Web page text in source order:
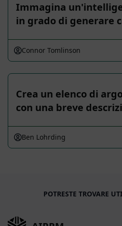
Immagina
in grado di generare
Connor Tomlinson
Crea un elenco di
con una breve
Ben Lohrding
POTRESTE TROVARE